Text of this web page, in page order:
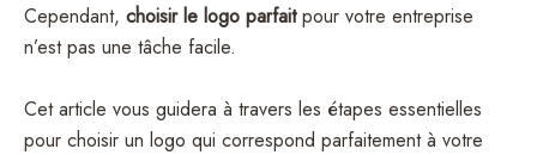
Cependant, choisir le logo parfaitpour votre entreprise
n’est pas une tâche facile.
Cet article vous guidera à travers les étapes essentielles
pour choisir un logo qui correspond parfaitement à votre